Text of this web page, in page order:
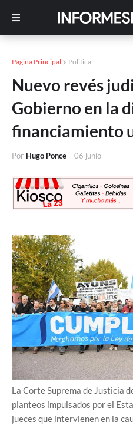
Página Principal Politica
Nuevo revés
Gobierno en la
financiamiento
Por Hugo Ponce - 06 junio
La Corte Suprema de Justicia
planteos impulsados por el
jueces que intervienen en la